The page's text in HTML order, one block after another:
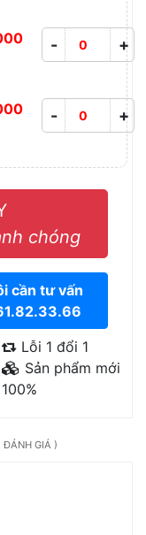
- +
- +
chóng
cần tư vấn
Lỗi 1 đổi 1
Sản phẩm mới
100%
ĐÁNH GIÁ )